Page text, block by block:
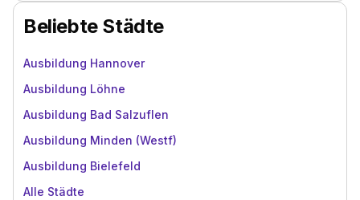
Beliebte Städte
Ausbildung Hannover
Ausbildung Löhne
Ausbildung Bad Salzuflen
Ausbildung Minden (Westf)
Ausbildung Bielefeld
Alle Städte